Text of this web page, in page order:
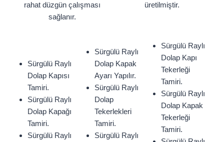
rahat düzgün çalışması
sağlanır.
üretilmiştir.
Sürgülü Raylı
Dolap Kapısı
Tamiri.
Sürgülü Raylı
Dolap Kapağı
Tamiri.
Sürgülü Raylı
Sürgülü Raylı
Dolap Kapak
Ayarı Yapılır.
Sürgülü Raylı
Dolap
Tekerlekleri
Tamiri.
Sürgülü Raylı
Sürgülü Raylı
Dolap Kapı
Tekerleği
Tamiri.
Sürgülü Raylı
Dolap Kapak
Tekerleği
Tamiri.